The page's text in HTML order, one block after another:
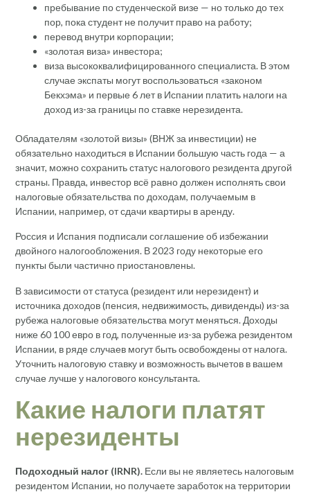
пребывание по студенческой визе — но только до тех
пор, пока студент не получит право на работу;
перевод внутри корпорации;
«золотая виза» инвестора;
виза высококвалифицированного специалиста. В этом
случае экспаты могут воспользоваться «законом
Бекхэма» и первые 6 лет в Испании платить налоги на
доход из-за границы по ставке нерезидента.
Обладателям «золотой визы» (ВНЖ за инвестиции) не
обязательно находиться в Испании большую часть года — а
значит, можно сохранить статус налогового резидента другой
страны. Правда, инвестор всё равно должен исполнять свои
налоговые обязательства по доходам, получаемым в
Испании, например, от сдачи квартиры в аренду.
Россия и Испания подписали соглашение об избежании
двойного налогообложения. В 2023 году некоторые его
пункты были частично приостановлены.
В зависимости от статуса (резидент или нерезидент) и
источника доходов (пенсия, недвижимость, дивиденды) из-за
рубежа налоговые обязательства могут меняться. Доходы
ниже 60 100 евро в год, полученные из-за рубежа резидентом
Испании, в ряде случаев могут быть освобождены от налога.
Уточнить налоговую ставку и возможность вычетов в вашем
случае лучше у налогового консультанта.
Какие налоги платят
нерезиденты
Подоходный налог (IRNR). Если вы не являетесь налоговым
резидентом Испании, но получаете заработок на территории